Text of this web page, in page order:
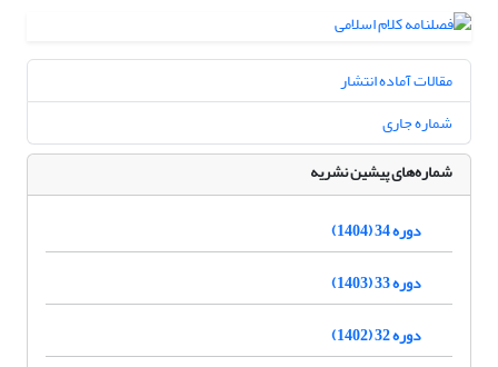
مقالات آماده انتشار
شماره جاری
شماره‌های پیشین نشریه
دوره 34 (1404)
دوره 33 (1403)
دوره 32 (1402)